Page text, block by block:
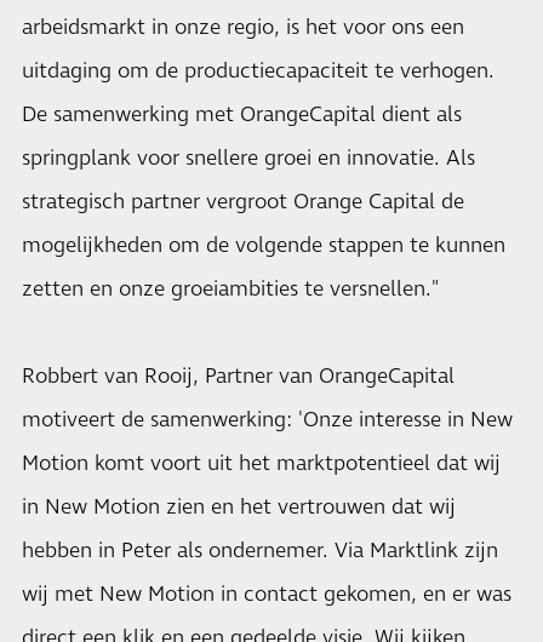
arbeidsmarkt in onze regio, is het voor ons een
uitdaging om de productiecapaciteit te verhogen.
De samenwerking met OrangeCapital dient als
springplank voor snellere groei en innovatie. Als
strategisch partner vergroot Orange Capital de
mogelijkheden om de volgende stappen te kunnen
zetten en onze groeiambities te versnellen."
Robbert van Rooij, Partner van OrangeCapital
motiveert de samenwerking: 'Onze interesse in New
Motion komt voort uit het marktpotentieel dat wij
in New Motion zien en het vertrouwen dat wij
hebben in Peter als ondernemer. Via Marktlink zijn
wij met New Motion in contact gekomen, en er was